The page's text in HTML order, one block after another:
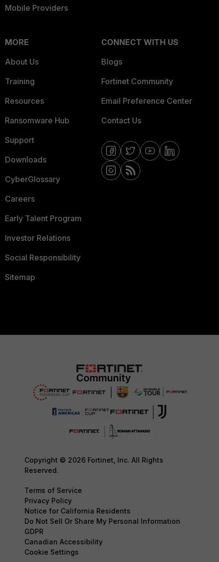
Mobile Providers
MORE
About Us
Training
Resources
Ransomware Hub
Support
Downloads
CyberGlossary
Careers
Early Talent Program
Investor Relations
Social Responsibility
Sitemap
CONNECT WITH US
Blogs
Fortinet Community
Email Preference Center
Contact Us
Copyright © 2026 Fortinet, Inc. All Rights
Reserved.
Terms of Service
Privacy Policy
Notice for California Residents
Do Not Sell Or Share My Personal Information
GDPR
Canadian Accessibility
Cookie Settings